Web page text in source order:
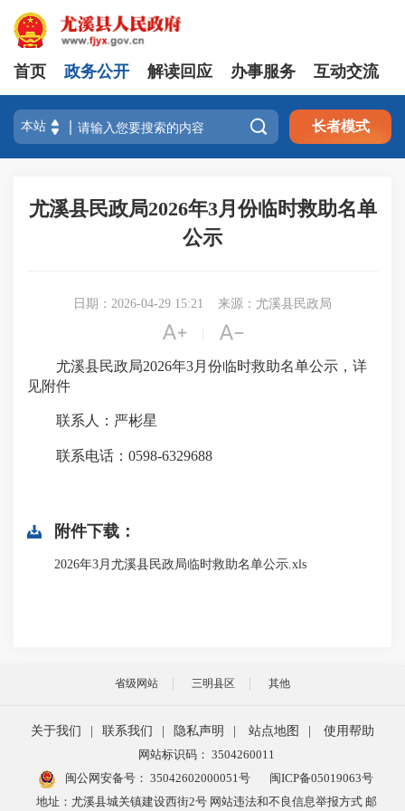
首页 政务公开 解读回应 办事服务 互动交流
 长者模式
尤溪县民政局2026年3月份临时救助名单
公示
日期：2026-04-29 15:21 来源：尤溪县民政局
 
尤溪县民政局2026年3月份临时救助名单公示，详
见附件
联系人：严彬星
联系电话：0598-6329688
附件下载：
2026年3月尤溪县民政局临时救助名单公示.xls
省级网站 三明县区 其他
关于我们 联系我们 隐私声明 站点地图
使用帮助
网站标识码： 3504260011
闽公网安备号： 35042602000051号
闽ICP备05019063号
地址：尤溪县城关镇建设西街2号 网站违法和不良信息举报方式 邮